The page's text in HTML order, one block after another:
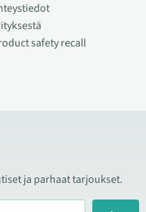
safety recall
ja parhaat tarjoukset.